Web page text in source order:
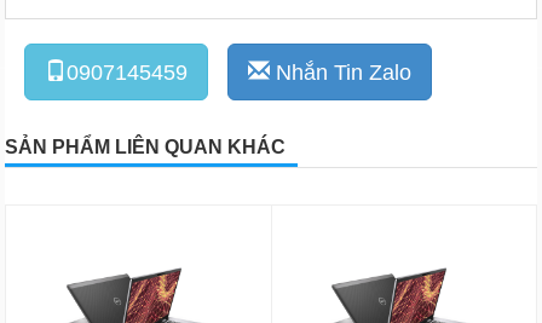
0907145459 Nhắn Tin Zalo
SẢN PHẨM LIÊN QUAN KHÁC